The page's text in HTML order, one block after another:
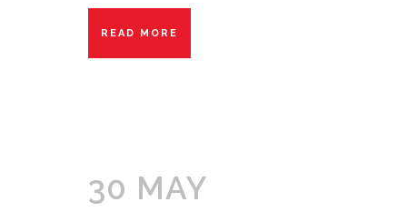
READ MORE
30 MAY